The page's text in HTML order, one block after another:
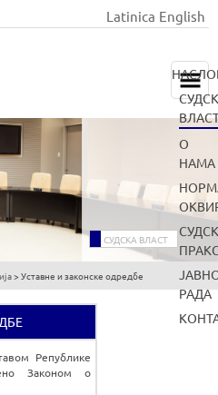
Latinica English
О
НАМА
РАДА
СУДСКА ВЛАСТ
> Уставне и законске одредбе
Републике
Законом о